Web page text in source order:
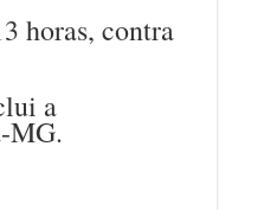
horas, contra
a
MG.